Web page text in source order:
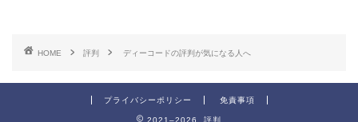
HOME 評判 ディーコードの評判が気になる人へ
プライバシーポリシー 免責事項
2021–2026 評判